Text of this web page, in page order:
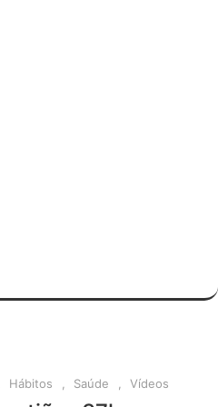
Hábitos , Saúde , Vídeos